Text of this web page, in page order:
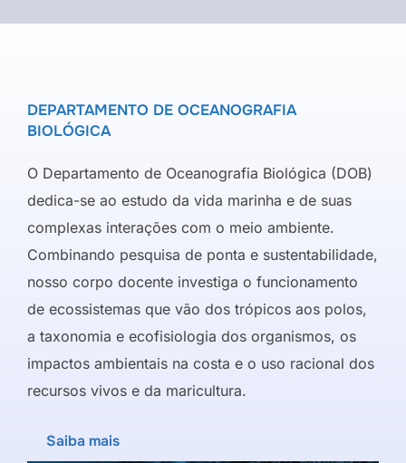
DEPARTAMENTO DE OCEANOGRAFIA
BIOLÓGICA
O Departamento de Oceanografia Biológica (DOB)
dedica-se ao estudo da vida marinha e de suas
complexas interações com o meio ambiente.
Combinando pesquisa de ponta e sustentabilidade,
nosso corpo docente investiga o funcionamento
de ecossistemas que vão dos trópicos aos polos,
a taxonomia e ecofisiologia dos organismos, os
impactos ambientais na costa e o uso racional dos
recursos vivos e da maricultura.
Saiba mais